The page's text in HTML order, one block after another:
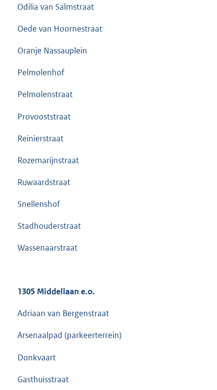
Odilia van Salmstraat
Oede van Hoornestraat
Oranje Nassauplein
Pelmolenhof
Pelmolenstraat
Provooststraat
Reinierstraat
Rozemarijnstraat
Ruwaardstraat
Snellenshof
Stadhouderstraat
Wassenaarstraat
1305 Middellaan e.o.
Adriaan van Bergenstraat
Arsenaalpad (parkeerterrein)
Donkvaart
Gasthuisstraat